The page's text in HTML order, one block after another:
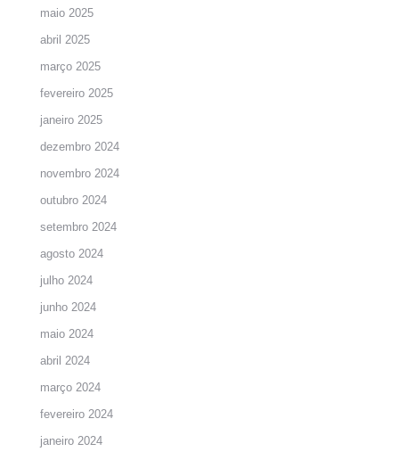
maio 2025
abril 2025
março 2025
fevereiro 2025
janeiro 2025
dezembro 2024
novembro 2024
outubro 2024
setembro 2024
agosto 2024
julho 2024
junho 2024
maio 2024
abril 2024
março 2024
fevereiro 2024
janeiro 2024